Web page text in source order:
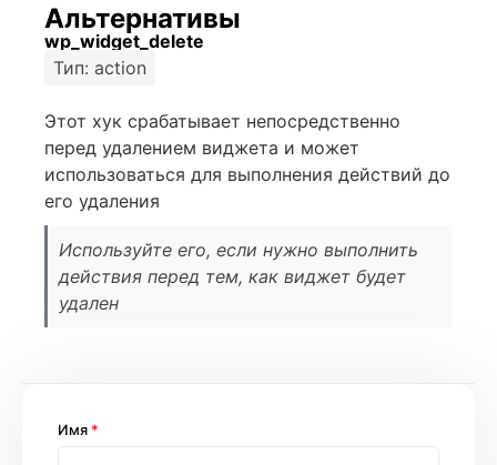
Альтернативы
wp_widget_delete
Тип: action
Этот хук срабатывает непосредственно
перед удалением виджета и может
использоваться для выполнения действий до
его удаления
Используйте его, если нужно выполнить
действия перед тем, как виджет будет
удален
Имя *